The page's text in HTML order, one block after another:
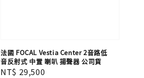
法國 FOCAL Vestia Center 2音路低
音反射式 中置 喇叭 揚聲器 公司貨
Regular
NT$ 29,500